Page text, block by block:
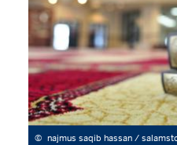
© najmus saqib hassan /